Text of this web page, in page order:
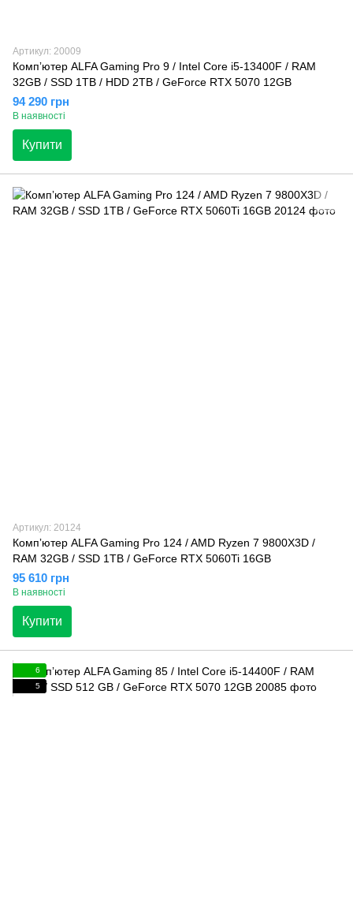
Артикул: 20009
Компʼютер ALFA Gaming Pro 9 / Intel Core i5-13400F / RAM
32GB / SSD 1TB / HDD 2TB / GeForce RTX 5070 12GB
94 290 грн
В наявності
Купити
Артикул: 20124
Компʼютер ALFA Gaming Pro 124 / AMD Ryzen 7 9800X3D /
RAM 32GB / SSD 1TB / GeForce RTX 5060Ti 16GB
95 610 грн
В наявності
Купити
6
5